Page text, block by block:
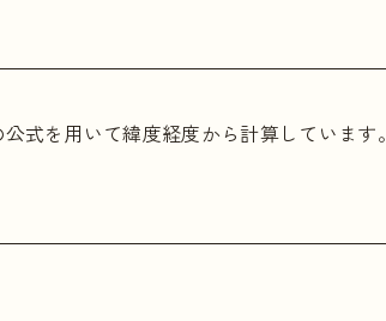
式を用いて緯度経度から計算しています。